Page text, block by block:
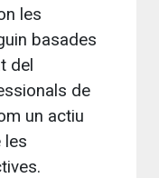
les
basades
del
de
un actiu
les